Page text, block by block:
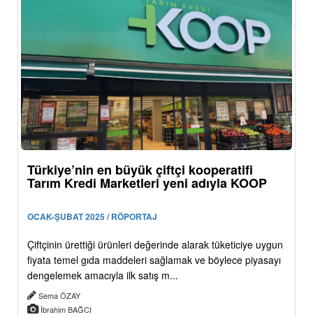
Türkiye’nin en büyük çiftçi kooperatifi
Tarım Kredi Marketleri yeni adıyla KOOP
OCAK-ŞUBAT 2025 / RÖPORTAJ
Çiftçinin ürettiği ürünleri değerinde alarak tüketiciye uygun
fiyata temel gıda maddeleri sağlamak ve böylece piyasayı
dengelemek amacıyla ilk satış m...
Sema ÖZAY
İbrahim BAĞCI